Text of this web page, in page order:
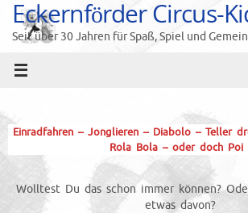
Zum
Inhalt
springen
Eckernförder Circus-
Seit über 30 Jahren für Spaß, Spiel und
Einradfahren – Jonglieren – Diabolo – Teller
Rola Bola – oder doch Poi
Wolltest Du das schon immer können?
etwas davon?